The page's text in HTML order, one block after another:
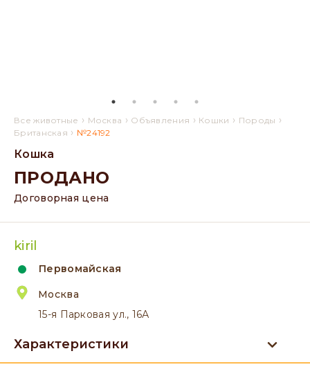
Все животные › Москва › Объявления › Кошки › Породы ›
Британская › №24192
Кошка
ПРОДАНО
Договорная цена
kiril
Первомайская
Москва
15-я Парковая ул., 16А
Характеристики